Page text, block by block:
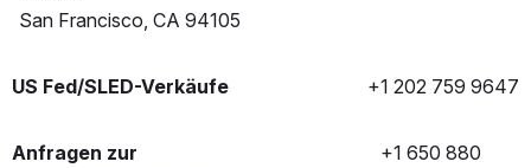
San Francisco, CA 94105
US Fed/SLED-Verkäufe +1 202 759 9647
Anfragen zur
+1 650 880